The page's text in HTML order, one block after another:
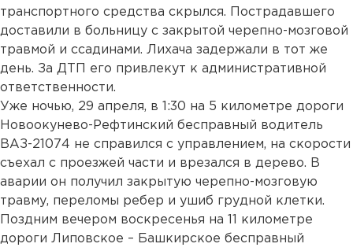
транспортного средства скрылся. Пострадавшего
доставили в больницу с закрытой черепно-мозговой
травмой и ссадинами. Лихача задержали в тот же
день. За ДТП его привлекут к административной
ответственности.
Уже ночью, 29 апреля, в 1:30 на 5 километре дороги
Новоокунево-Рефтинский бесправный водитель
ВАЗ-21074 не справился с управлением, на скорости
съехал с проезжей части и врезался в дерево. В
аварии он получил закрытую черепно-мозговую
травму, переломы ребер и ушиб грудной клетки.
Поздним вечером воскресенья на 11 километре
дороги Липовское – Башкирское бесправный